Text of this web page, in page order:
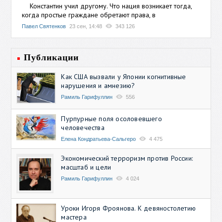
Константин учил другому. Что нация возникает тогда,
когда простые граждане обретают права, в
Павел Святенков 23 сен, 14:48 343 126
Публикации
Как США вызвали у Японии когнитивные
нарушения и амнезию?
Рамиль Гарифуллин 556
Пурпурные поля осоловевшего
человечества
Елена Кондратьева-Сальгеро 4 475
Экономический терроризм против России:
масштаб и цели
Рамиль Гарифуллин 4 024
Уроки Игоря Фроянова. К девяностолетию
мастера